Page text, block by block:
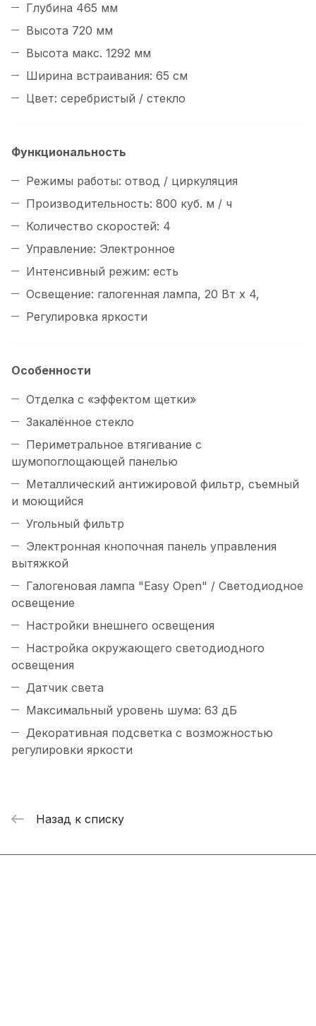
Глубина 465 мм
Высота 720 мм
Высота макс. 1292 мм
Ширина встраивания: 65 см
Цвет: серебристый / стекло
Функциональность
Режимы работы: отвод / циркуляция
Производительность: 800 куб. м / ч
Количество скоростей: 4
Управление: Электронное
Интенсивный режим: есть
Освещение: галогенная лампа, 20 Вт х 4,
Регулировка яркости
Особенности
Отделка с «эффектом щетки»
Закалённое стекло
Периметральное втягивание с
шумопоглощающей панелью
Металлический антижировой фильтр, съемный
и моющийся
Угольный фильтр
Электронная кнопочная панель управления
вытяжкой
Галогеновая лампа "Easy Open" / Светодиодное
освещение
Настройки внешнего освещения
Настройка окружающего светодиодного
освещения
Датчик света
Максимальный уровень шума: 63 дБ
Декоративная подсветка с возможностью
регулировки яркости
Назад к списку